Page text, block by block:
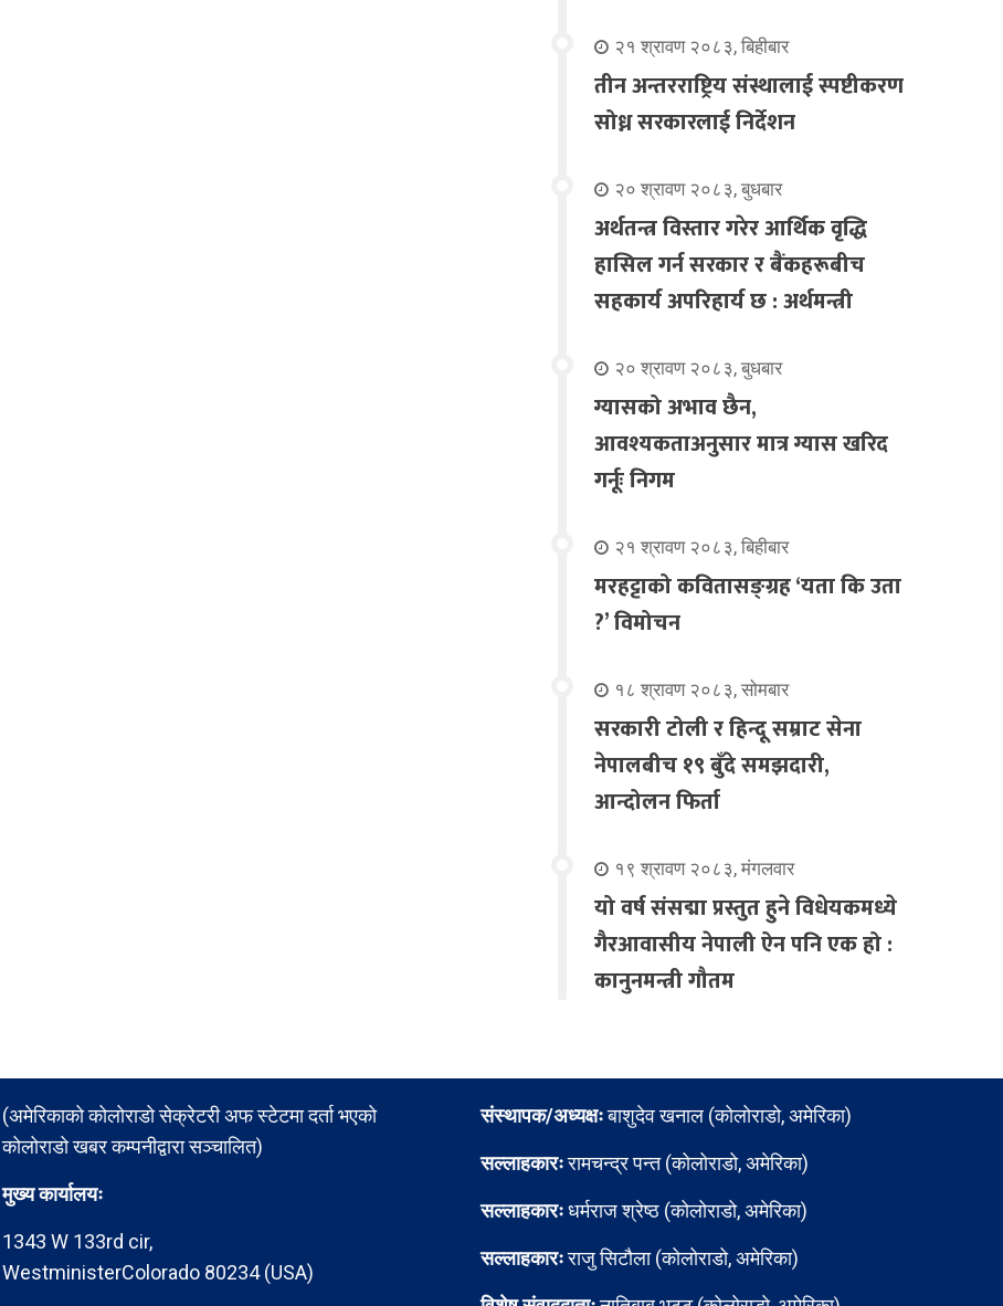
२१ श्रावण २०८३, बिहीबार
तीन अन्तरराष्ट्रिय संस्थालाई स्पष्टीकरण
सोध्न सरकारलाई निर्देशन
२० श्रावण २०८३, बुधबार
अर्थतन्त्र विस्तार गरेर आर्थिक वृद्धि
हासिल गर्न सरकार र बैंकहरूबीच
सहकार्य अपरिहार्य छ : अर्थमन्त्री
२० श्रावण २०८३, बुधबार
ग्यासको अभाव छैन,
आवश्यकताअनुसार मात्र ग्यास खरिद
गर्नूः निगम
२१ श्रावण २०८३, बिहीबार
मरहट्टाको कवितासङ्ग्रह ‘यता कि उता
?’ विमोचन
१८ श्रावण २०८३, सोमबार
सरकारी टोली र हिन्दू सम्राट सेना
नेपालबीच १९ बुँदे समझदारी,
आन्दोलन फिर्ता
१९ श्रावण २०८३, मंगलवार
यो वर्ष संसद्मा प्रस्तुत हुने विधेयकमध्ये
गैरआवासीय नेपाली ऐन पनि एक हो :
कानुनमन्त्री गौतम
(अमेरिकाको कोलोराडो सेक्रेटरी अफ स्टेटमा दर्ता भएको
कोलोराडो खबर कम्पनीद्वारा सञ्चालित)
मुख्य कार्यालयः
1343 W 133rd cir,
WestministerColorado 80234 (USA)
संस्थापक/अध्यक्षःबाशुदेव खनाल (कोलोराडो, अमेरिका)
सल्लाहकारःरामचन्द्र पन्त (कोलोराडो, अमेरिका)
सल्लाहकारःधर्मराज श्रेष्ठ (कोलोराडो, अमेरिका)
सल्लाहकारःराजु सिटौला (कोलोराडो, अमेरिका)